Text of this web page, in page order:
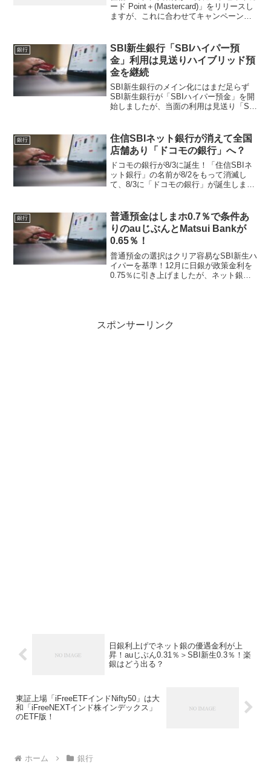
ード Point＋(Mastercard)」をリリースし
ますが、これに合わせてキャンペーンで
た。まだあまり注目されていません
が、...
銀行
SBI新生銀行「SBIハイパー預
金」利用は見送りハイブリッド預
金を継続
SBI新生銀行のメイン化にはまだ足らず
SBI新生銀行が「SBIハイパー預金」を開
始しましたが、当面の利用は見送り「SBI
生をメイン銀行に近い形で使わないと資
金移動がやり...
銀行
住信SBIネット銀行が消えて全国
店舗あり「ドコモの銀行」へ？
ドコモの銀行が8/3に誕生！「住信SBIネ
ット銀行」の名前が8/2をもって消滅し
て、8/3に「ドコモの銀行」が誕生しまし
銀行」ですが長いし誰も使わないでしょ
う。従来か...
銀行
普通預金はしまホ0.7％で条件あ
りのauじぶんとMatsui Bankが
0.65％！
普通預金の選択はクリア容易なSBI新生ハ
イパーを基準！12月に日銀が政策金利を
0.75％に引き上げましたが、ネット銀行
スポンサーリンク
日銀利上げでネット銀の優遇金利が上
昇！auじぶん0.31％＞SBI新生0.3％！楽
銀はどう出る？
東証上場「iFreeETFインドNifty50」は大
和「iFreeNEXTインド株インデックス」
のETF版！
ホーム 銀行